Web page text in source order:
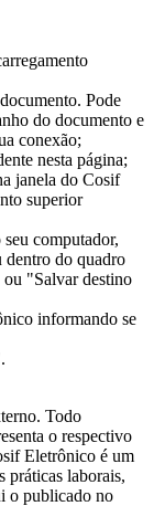
Pode
do documento e
conexão;
nesta página;
janela do Cosif
superior
computador,
do quadro
"Salvar destino
informando se
Todo
o respectivo
Eletrônico é um
práticas laborais,
o publicado no